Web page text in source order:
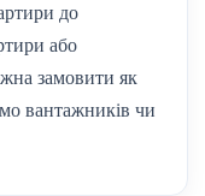
до
або
замовити як
вантажників чи